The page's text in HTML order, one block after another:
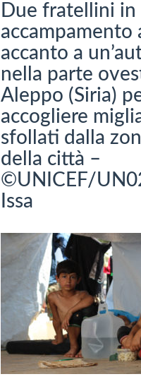
Due fratellini in
accampamento
accanto a
nella parte
Aleppo (Siria)
accogliere
sfollati dalla
della città –
©UNICEF/
Issa